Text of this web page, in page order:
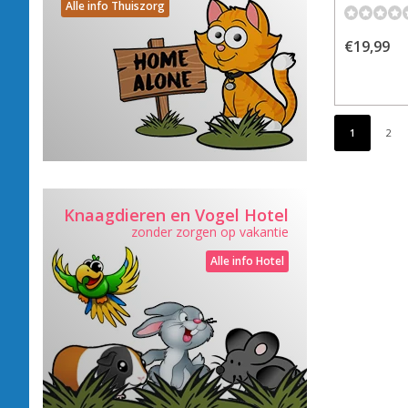
Alle info Thuiszorg
Knaagdieren en Vogel Hotel
zonder zorgen op vakantie
Alle info Hotel
€19,99
1 2